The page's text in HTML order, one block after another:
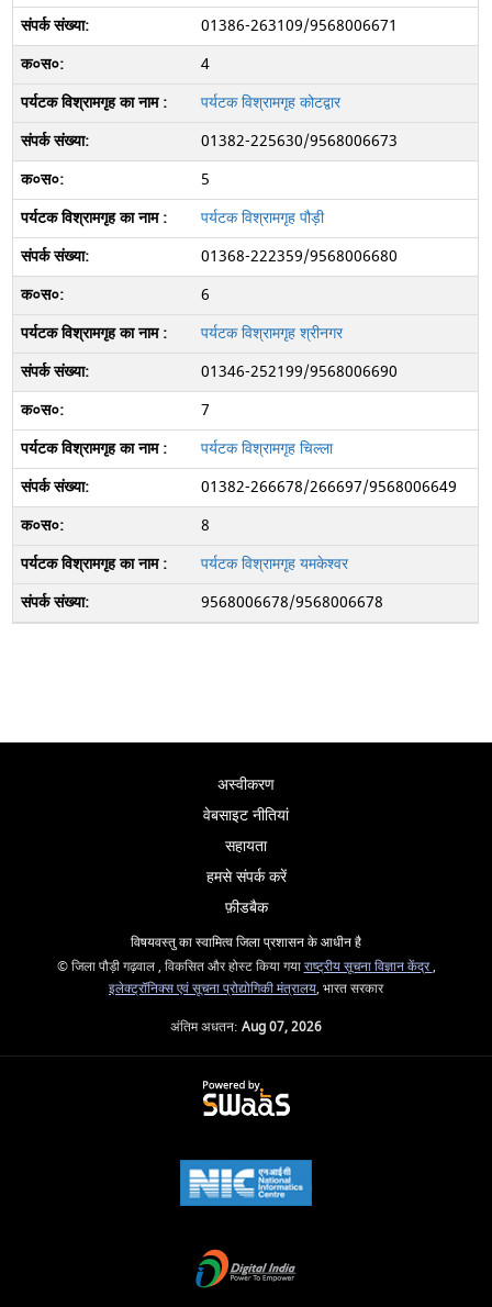
01386-263109/9568006671
4
पर्यटक विश्रामगृह कोटद्वार
01382-225630/9568006673
5
पर्यटक विश्रामगृह पौड़ी
01368-222359/9568006680
6
पर्यटक विश्रामगृह श्रीनगर
01346-252199/9568006690
7
पर्यटक विश्रामगृह चिल्ला
01382-266678/266697/9568006649
8
पर्यटक विश्रामगृह यमकेश्वर
9568006678/9568006678
अस्वीकरण
वेबसाइट नीतियां
सहायता
हमसे संपर्क करें
फ़ीडबैक
विषयवस्तु का स्वामित्व जिला प्रशासन के आधीन है
© जिला पौड़ी गढ़वाल , विकसित और होस्ट किया गयाराष्ट्रीय सूचना विज्ञान केंद्र,
इलेक्ट्रॉनिक्स एवं सूचना प्रोद्योगिकी मंत्रालय, भारत सरकार
अंतिम अधतन: Aug 07, 2026